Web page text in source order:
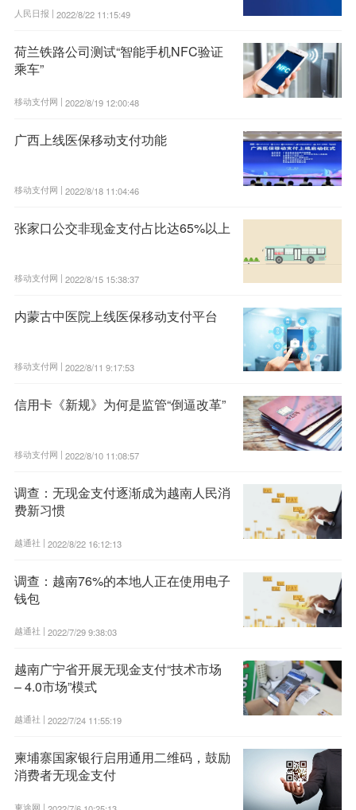
人民日报 | 2022/8/22 11:15:49
荷兰铁路公司测试“智能手机NFC验证
乘车”
移动支付网 | 2022/8/19 12:00:48
广西上线医保移动支付功能
移动支付网 | 2022/8/18 11:04:46
张家口公交非现金支付占比达65%以上
移动支付网 | 2022/8/15 15:38:37
内蒙古中医院上线医保移动支付平台
移动支付网 | 2022/8/11 9:17:53
信用卡《新规》为何是监管“倒逼改革”
移动支付网 | 2022/8/10 11:08:57
调查：无现金支付逐渐成为越南人民消
费新习惯
越通社 | 2022/8/22 16:12:13
调查：越南76%的本地人正在使用电子
钱包
越通社 | 2022/7/29 9:38:03
越南广宁省开展无现金支付“技术市场
– 4.0市场”模式
越通社 | 2022/7/24 11:55:19
柬埔寨国家银行启用通用二维码，鼓励
消费者无现金支付
柬途网 |